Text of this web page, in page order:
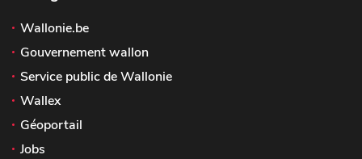
Wallonie.be
Gouvernement wallon
Service public de Wallonie
Wallex
Géoportail
Jobs